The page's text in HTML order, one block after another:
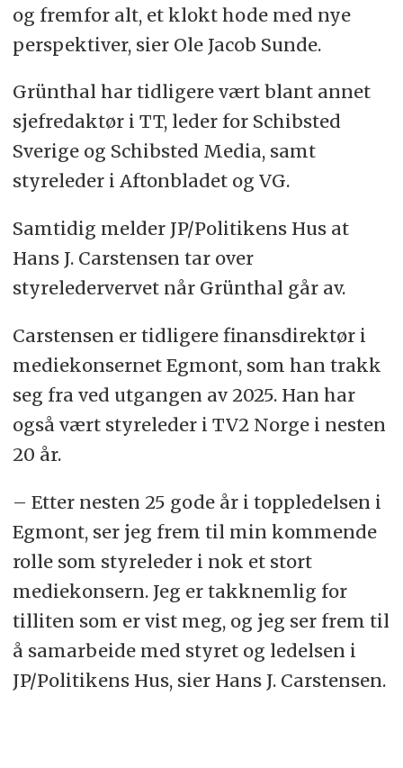
og fremfor alt, et klokt hode med nye
perspektiver, sier Ole Jacob Sunde.
Grünthal har tidligere vært blant annet
sjefredaktør i TT, leder for Schibsted
Sverige og Schibsted Media, samt
styreleder i Aftonbladet og VG.
Samtidig melder JP/Politikens Hus at
Hans J. Carstensen tar over
styreledervervet når Grünthal går av.
Carstensen er tidligere finansdirektør i
mediekonsernet Egmont, som han trakk
seg fra ved utgangen av 2025. Han har
også vært styreleder i TV2 Norge i nesten
20 år.
– Etter nesten 25 gode år i toppledelsen i
Egmont, ser jeg frem til min kommende
rolle som styreleder i nok et stort
mediekonsern. Jeg er takknemlig for
tilliten som er vist meg, og jeg ser frem til
å samarbeide med styret og ledelsen i
JP/Politikens Hus, sier Hans J. Carstensen.